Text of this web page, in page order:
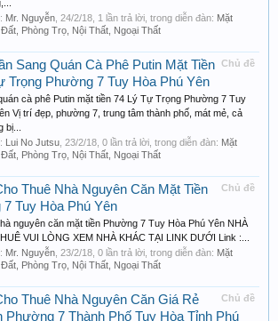
Mr. Nguyễn 24/2/18 , 1 lần trả lời, trong diễn đàn: Mặt
Phòng Trọ, Nội Thất, Ngoại Thất
Chủ đề
Sang Quán Cà Phê Putin Mặt Tiền
Trọng Phường 7 Tuy Hòa Phú Yên
cà phê Putin mặt tiền 74 Lý Tự Trọng Phường 7 Tuy
Vị trí đẹp, phường 7, trung tâm thành phố, mát mẻ, cả
Lui No Jutsu 23/2/18 , 0 lần trả lời, trong diễn đàn: Mặt
Phòng Trọ, Nội Thất, Ngoại Thất
Chủ đề
Thuê Nhà Nguyên Căn Mặt Tiền
7 Tuy Hòa Phú Yên
nguyên căn mặt tiền Phường 7 Tuy Hòa Phú Yên NHÀ
VUI LÒNG XEM NHÀ KHÁC TẠI LINK DƯỚI Link :...
Mr. Nguyễn 23/2/18 , 0 lần trả lời, trong diễn đàn: Mặt
Phòng Trọ, Nội Thất, Ngoại Thất
Chủ đề
Thuê Nhà Nguyên Căn Giá Rẻ
Phường 7 Thành Phố Tuy Hòa Tỉnh Phú